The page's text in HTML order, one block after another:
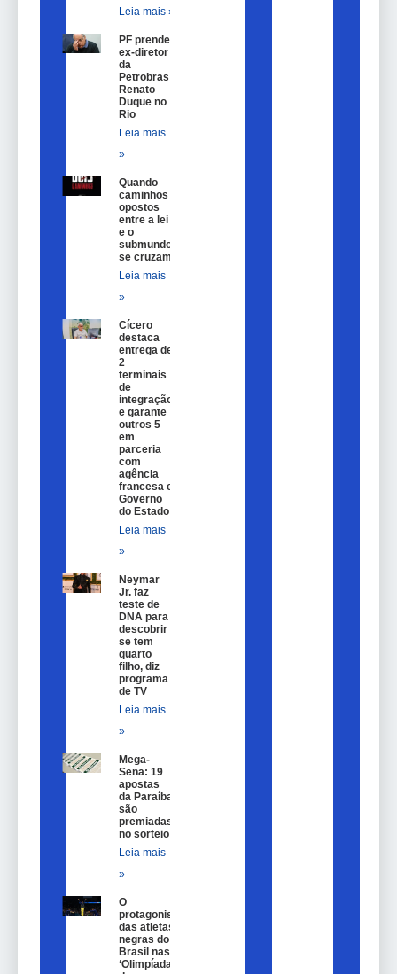
Leia mais »
PF prende
ex-diretor
da
Petrobras
Renato
Duque no
Rio
Leia mais
»
Quando
caminhos
opostos
entre a lei
e o
submundo
se cruzam
Leia mais
»
Cícero
destaca
entrega de
2
terminais
de
integração
e garante
outros 5
em
parceria
com
agência
francesa e
Governo
do Estado
Leia mais
»
Neymar
Jr. faz
teste de
DNA para
descobrir
se tem
quarto
filho, diz
programa
de TV
Leia mais
»
Mega-
Sena: 19
apostas
da Paraíba
são
premiadas
no sorteio
Leia mais
»
O
protagonismo
das atletas
negras do
Brasil nas
‘Olimpíadas